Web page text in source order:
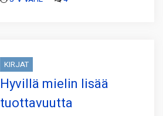
KIRJAT
Hyvillä mielin lisää
tuottavuutta